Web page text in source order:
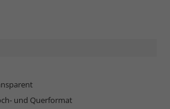
und Querformat